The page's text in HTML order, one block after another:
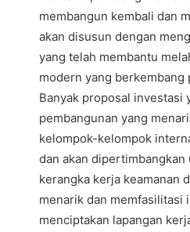
membangun kembali dan
akan disusun dengan
yang telah membantu
modern yang berkembang
Banyak proposal investasi
pembangunan yang
kelompok-kelompok
dan akan dipertimbangkan
kerangka kerja keamanan
menarik dan memfasilitasi
menciptakan lapangan